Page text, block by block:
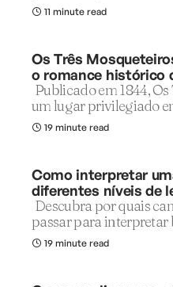
11 minute read
Os Três
o romance histórico
Publicado em 1844,
um lugar privilegiado
19 minute read
Como interpretar
diferentes níveis de
Descubra por quais
passar para interpretar
19 minute read